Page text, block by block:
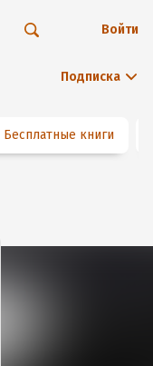
Подписка
Войти
Бесплатные книги